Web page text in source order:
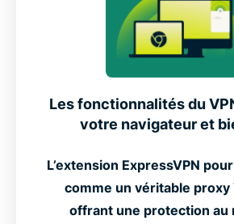
Les fonctionnalités du
votre navigateur et
L’extension ExpressVPN
comme un véritable proxy
offrant une protection au